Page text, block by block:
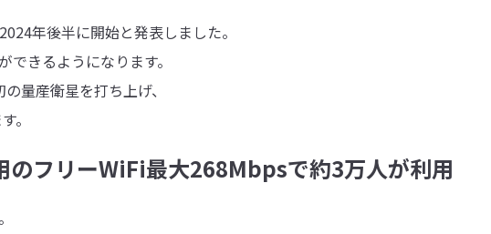
年後半に開始と発表しました。
きるようになります。
量産衛星を打ち上げ、
。
フリーWiFi最大268Mbpsで約3万人が利用